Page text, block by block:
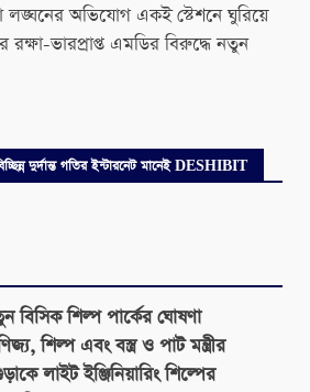
লঙ্ঘনের অভিযোগ একই স্টেশনে ঘুরিয়ে
ভারপ্রাপ্ত এমডির বিরুদ্ধে নতুন
দুর্দান্ত গতির ইন্টারনেট মানেই DESHIBIT
বিসিক শিল্প পার্কের ঘোষণা
শিল্প এবং বস্ত্র ও পাট মন্ত্রীর
লাইট ইঞ্জিনিয়ারিং শিল্পের